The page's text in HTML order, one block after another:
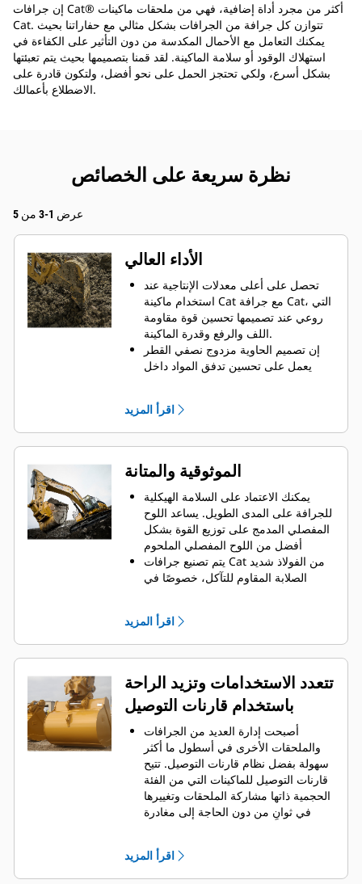
إن جرافات Cat®‎ أكثر من مجرد أداة إضافية، فهي من ملحقات ماكينات
Cat. تتوازن كل جرافة من الجرافات بشكل مثالي مع حفاراتنا بحيث
يمكنك التعامل مع الأحمال المكدسة من دون التأثير على الكفاءة في
استهلاك الوقود أو سلامة الماكينة. لقد قمنا بتصميمها بحيث يتم تعبئتها
بشكل أسرع، ولكي تحتجز الحمل على نحو أفضل، ولتكون قادرة على
الاضطلاع بأعمالك.
نظرة سريعة على الخصائص
عرض 1-3 من 5
الأداء العالي
تحصل على أعلى معدلات الإنتاجية عند
استخدام ماكينة Cat مع جرافة Cat، التي
روعي عند تصميمها تحسين قوة مقاومة
اللف والرفع وقدرة الماكينة.
إن تصميم الحاوية مزدوج نصفي القطر
يعمل على تحسين تدفق المواد داخل
عدم سحب الجزء السفلي من الجرافة،
يزيد استهلاك الوقود إلى الحد الأقصى
أثناء الحفر. تم تصميم جرافات Cat بحيث
تخترق المواد بمنتهى السرعة لتحسين
تحميل كمية أكبر من المواد في أقل وقت
ممكن. يساعد شكل الجرافة والقضبان
الجانبية على الاحتفاظ بمعظم المواد في
الجرافة لكل حمولة.
اقرأ المزيد
الموثوقية والمتانة
يمكنك الاعتماد على السلامة الهيكلية
للجرافة على المدى الطويل. ‏‫يساعد اللوح
المفصلي المدمج على توزيع القوة بشكل
أفضل من اللوح المفصلي الملحوم
يتم تصنيع جرافات Cat من الفولاذ شديد
الصلابة المقاوم للتآكل، خصوصًا في
يمكنك حماية أهم المناطق التي تتعرض
للتآكل المفرط في جرافتك أثناء احتكاكها
بالمواد بدرجة كبيرة باستخدام أدوات
التعشيق الأرضية (GET) من Cat
يمكنك العمل في تطبيقات الإنتاج عالية
المتطلبات، واختراق الأكوام بشكل أسهل
مع تسريع أوقات الدورات من خلال أدوات
Advansys
من Cat
قم بتركيب الأطراف وإزالتها بشكل أسرع
من ذي قبل باستخدام نظام GET عديم
المطرقة Advansys
تحقق من التثبيت الآمن للأطراف
والمهايئات، مع استخدام الأدوات
الأساسية فقط، باستخدام نظام تثبيت
يمكنك خفض تكاليف الصيانة باختيار
اقرأ المزيد
تتعدد الاستخدامات وتزيد الراحة
باستخدام قارنات التوصيل
أصبحت إدارة العديد من الجرافات
والملحقات الأخرى في أسطول ما أكثر
سهولة بفضل نظام قارنات التوصيل. ‏‫تتيح
قارنات التوصيل للماكينات التي من الفئة
الحجمية ذاتها مشاركة الملحقات وتغييرها
في ثوانٍ من دون الحاجة إلى مغادرة
كما أن الجرافات التي يمكن تثبيتها
مباشرة بالماكينة بمسامير تتوافق مع
قارنات التوصيل ذات مسمار الإمساك من
اقرأ المزيد